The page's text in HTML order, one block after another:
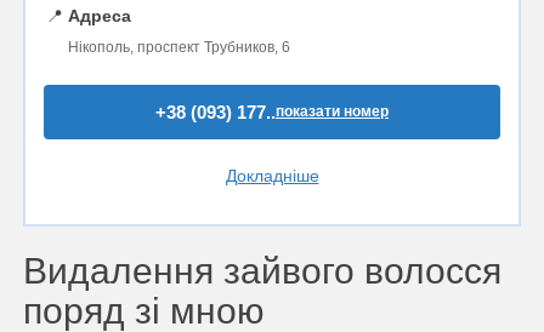
📍 Адреса
Нікополь, проспект Трубников, 6
+38 (093) 177..показати номер
Докладніше
Видалення зайвого волосся
поряд зі мною